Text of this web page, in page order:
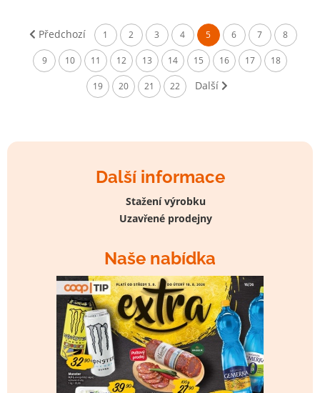
Další informace
Stažení výrobku
Uzavřené prodejny
Naše nabídka
Předchozí 1 2 3 4 5 6 7 8
9 10 11 12 13 14 15 16 17 18
19 20 21 22 Další